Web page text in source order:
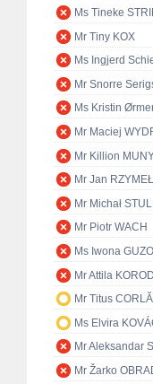
Ms Tineke
Mr Tiny KOX
Ms Ingjerd
Mr Snorre
Ms Kristin
Mr Maciej
Mr Killion
Mr Jan
Mr Michał
Mr Piotr WACH
Ms Iwona
Mr Attila
Mr Titus
Ms Elvira
Mr Aleksandar
Mr Žarko